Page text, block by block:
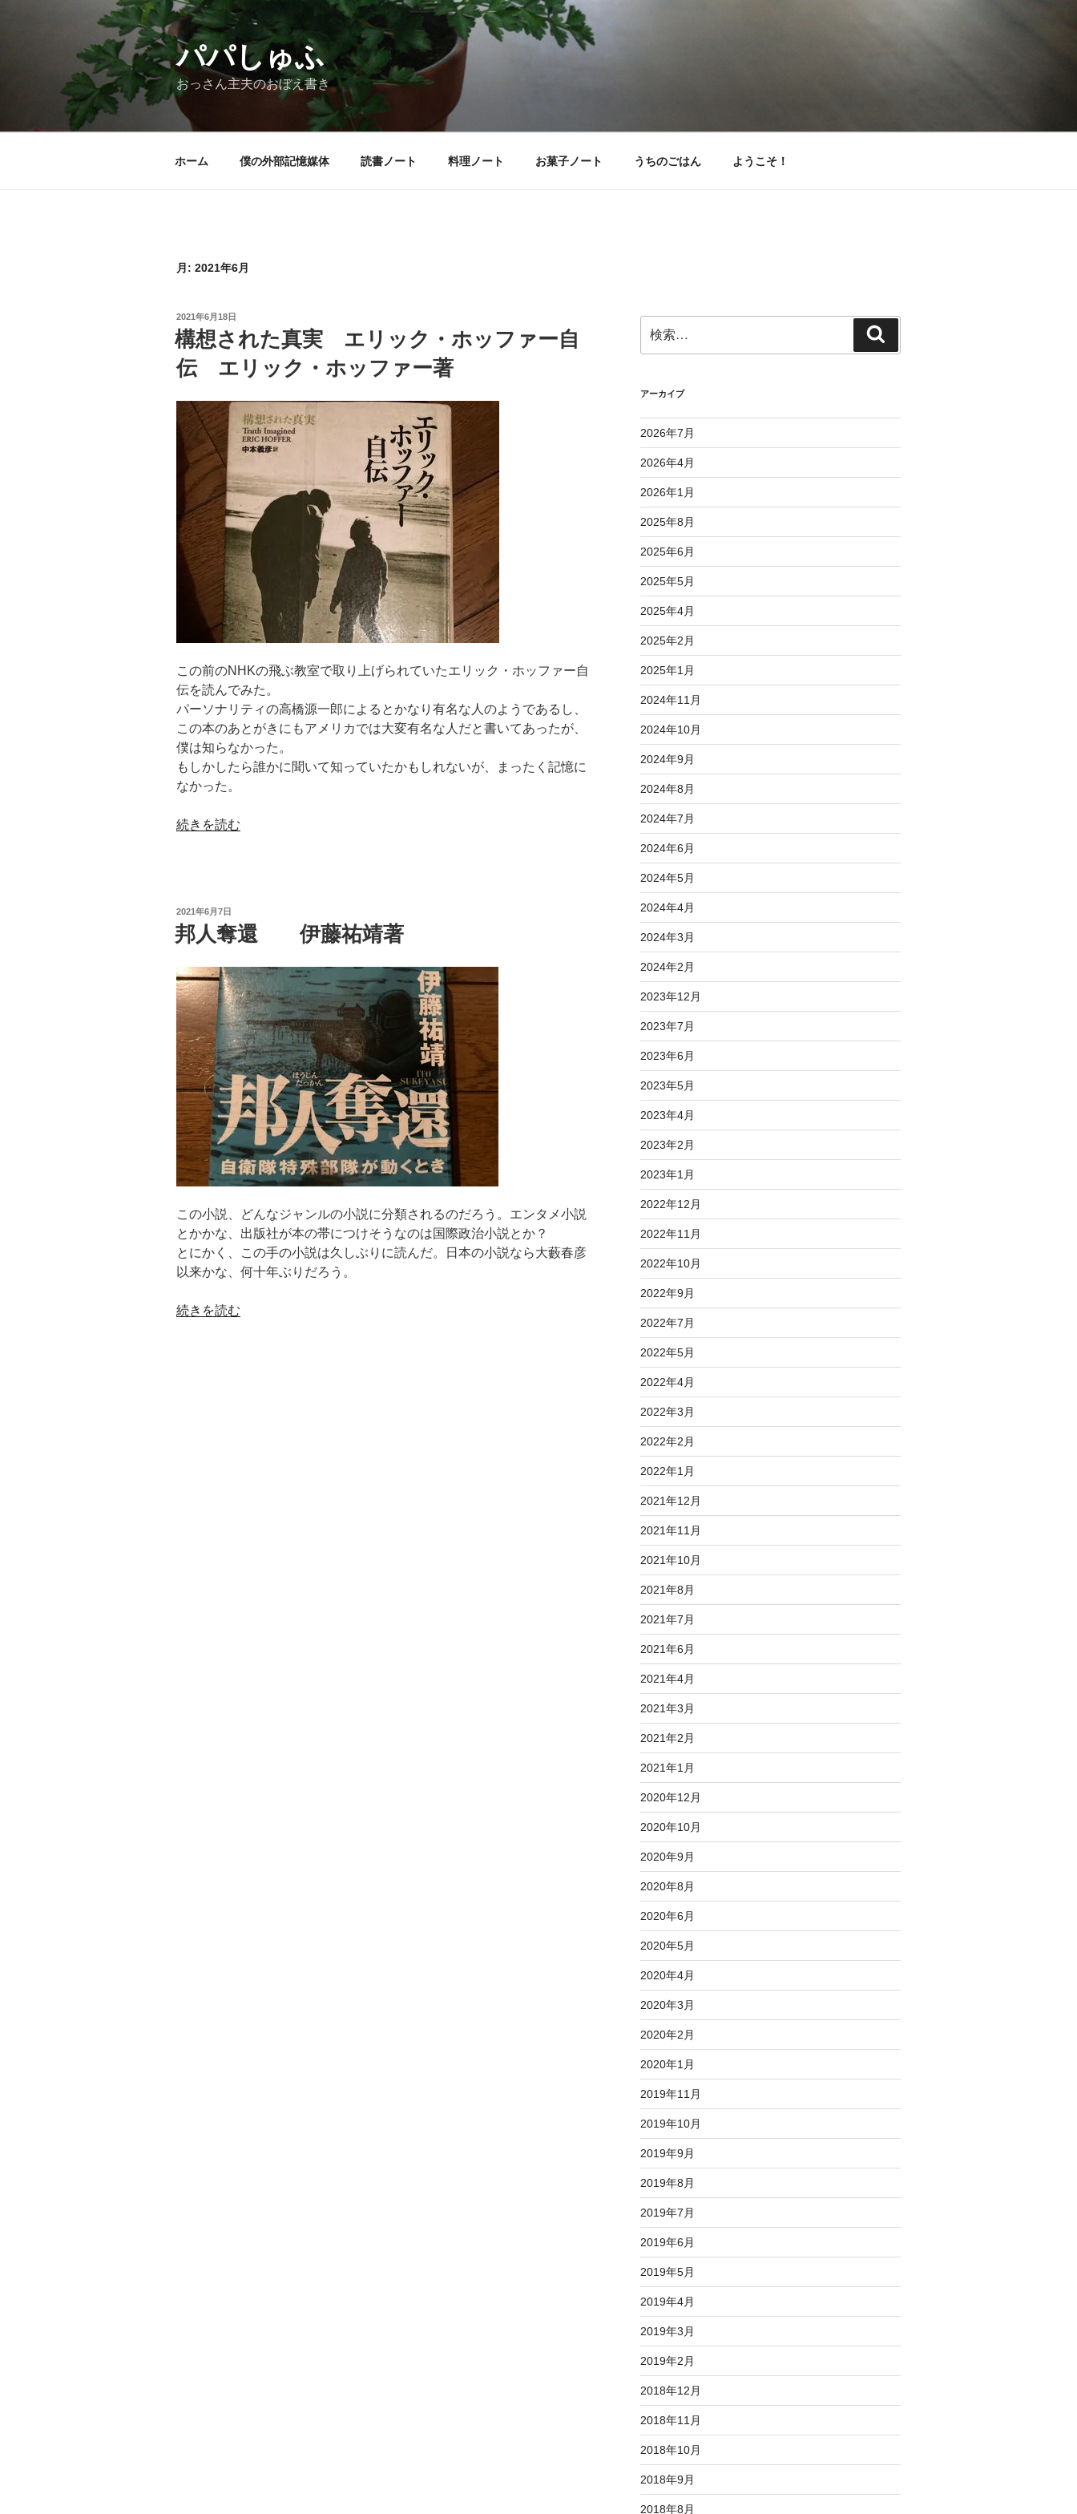
パパしゅふ
おっさん主夫のおぼえ書き
ホーム 僕の外部記憶媒体 読書ノート 料理ノート お菓子ノート うちのごはん ようこそ！
月: 2021年6月
投
稿
日:
2021年6月18日
構想された真実 エリック・ホッファー自
伝 エリック・ホッファー著
この前のNHKの飛ぶ教室で取り上げられていたエリック・ホッファー自
伝を読んでみた。
パーソナリティの高橋源一郎によるとかなり有名な人のようであるし、
この本のあとがきにもアメリカでは大変有名な人だと書いてあったが、
僕は知らなかった。
もしかしたら誰かに聞いて知っていたかもしれないが、まったく記憶に
なかった。
“構
真
実
リ
ッ
ク・
ホ
ッ
フ
ァ
ー
自
伝
エ
リ
ッ
ク・
ホ
ッ
ァ
続きを読む
投
稿
日:
2021年6月7日
邦人奪還 伊藤祐靖著
この小説、どんなジャンルの小説に分類されるのだろう。エンタメ小説
とかかな、出版社が本の帯につけそうなのは国際政治小説とか？
とにかく、この手の小説は久しぶりに読んだ。日本の小説なら大藪春彦
以来かな、何十年ぶりだろう。
“邦
続きを読む
索:
索
アーカイブ
2026年7月
2026年4月
2026年1月
2025年8月
2025年6月
2025年5月
2025年4月
2025年2月
2025年1月
2024年11月
2024年10月
2024年9月
2024年8月
2024年7月
2024年6月
2024年5月
2024年4月
2024年3月
2024年2月
2023年12月
2023年7月
2023年6月
2023年5月
2023年4月
2023年2月
2023年1月
2022年12月
2022年11月
2022年10月
2022年9月
2022年7月
2022年5月
2022年4月
2022年3月
2022年2月
2022年1月
2021年12月
2021年11月
2021年10月
2021年8月
2021年7月
2021年6月
2021年4月
2021年3月
2021年2月
2021年1月
2020年12月
2020年10月
2020年9月
2020年8月
2020年6月
2020年5月
2020年4月
2020年3月
2020年2月
2020年1月
2019年11月
2019年10月
2019年9月
2019年8月
2019年7月
2019年6月
2019年5月
2019年4月
2019年3月
2019年2月
2018年12月
2018年11月
2018年10月
2018年9月
2018年8月